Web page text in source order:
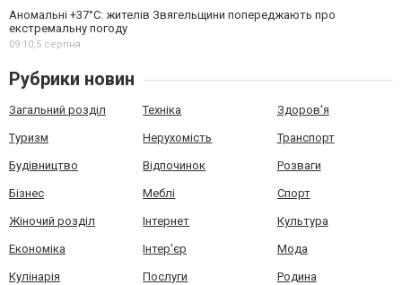
Аномальні +37°C: жителів Звягельщини попереджають про
екстремальну погоду
09:10, 5 серпня
Рубрики новин
Загальний розділ Техніка Здоров'я
Туризм Нерухомість Транспорт
Будівництво Відпочинок Розваги
Бізнес Меблі Спорт
Жіночий розділ Інтернет Культура
Економіка Інтер'єр Мода
Кулінарія Послуги Родина